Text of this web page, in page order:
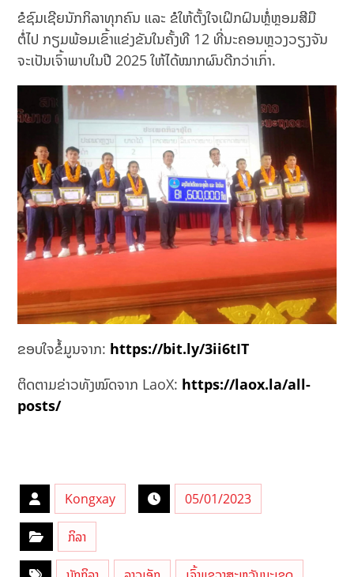
ຂໍຊົມເຊີຍນັກກິລາທຸກຄົນ ແລະ ຂໍໃຫ້ຕັ້ງໃຈເຝິກຝົນຫຼໍ່ຫຼອມສີມື
ຕໍ່ໄປ ກຽມພ້ອມເຂົ້າແຂ່ງຂັນໃນຄັ້ງທີ 12 ທີ່ນະຄອນຫຼວງວຽງຈັນ
ຈະເປັນເຈົ້າພາບໃນປີ 2025 ໃຫ້ໄດ້ໝາກຜົນດີກວ່າເກົ່າ.
ຂອບໃຈຂໍ້ມູນຈາກ: https://bit.ly/3ii6tIT
ຕິດຕາມຂ່າວທັງໝົດຈາກ LaoX: https://laox.la/all-
posts/
Kongxay 05/01/2023
ກິລາ